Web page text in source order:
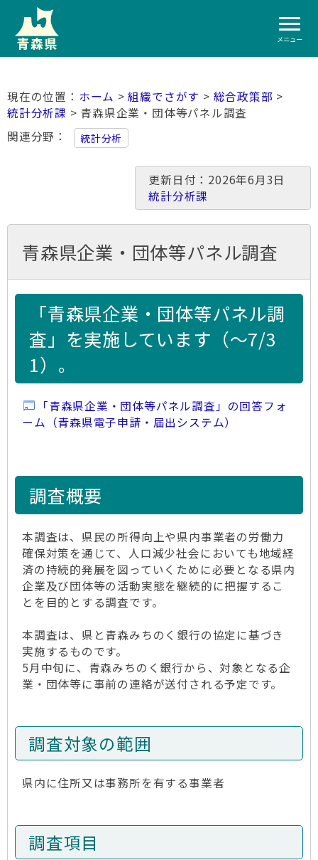
メニュー
ホーム >組織でさがす > 総合政策部 >
統計分析課 > 青森県企業・団体等パネル調査
関連分野
統計分析
更新日付：2026年6月3日
統計分析課
青森県企業・団体等パネル調査
「青森県企業・団体等パネル調
査」を実施しています（～7/3
1）。
「青森県企業・団体等パネル調査」の回答フォ
ーム（青森県電子申請・届出システム）
調査概要
本調査は、県民の所得向上や県内事業者の労働力
確保対策を通じて、人口減少社会においても地域経
済の持続的発展を図っていくために必要となる県内
企業及び団体等の活動実態を継続的に把握するこ
とを目的とする調査です。
本調査は、県と青森みちのく銀行の協定に基づき
実施するものです。
5月中旬に、青森みちのく銀行から、対象となる企
業・団体等に事前の連絡が送付される予定です。
調査対象の範囲
県内に住所又は事務所を有する事業者
調査項目